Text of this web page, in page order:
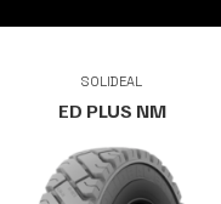
SOLIDEAL
ED PLUS NM